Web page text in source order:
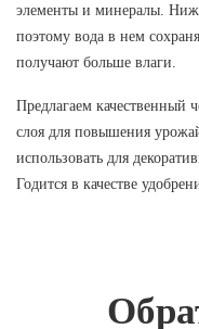
элементы и минералы.
поэтому вода в нем
получают больше влаги.
Предлагаем качественный
слоя для повышения
использовать для
Годится в качестве